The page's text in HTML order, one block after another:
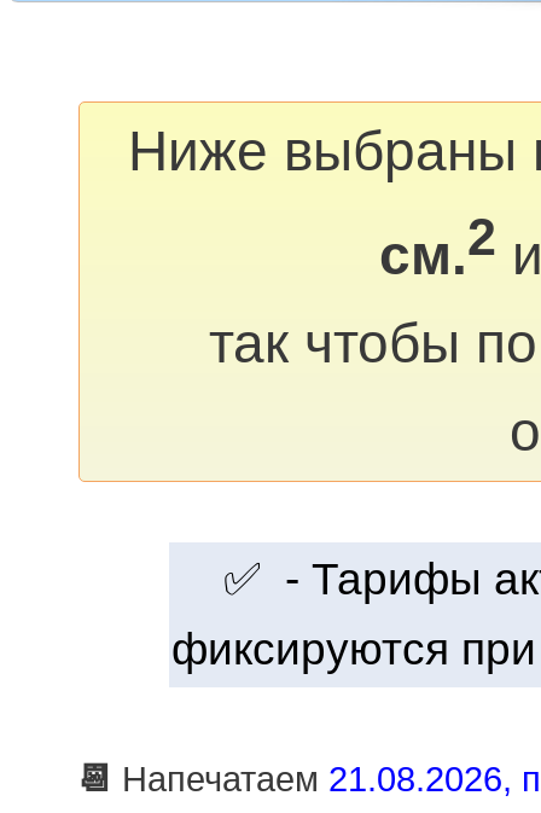
Ниже выбраны
см.2
так чтобы
✅ - Тарифы
фиксируются
📆 Напечатаем 21.08.2026,